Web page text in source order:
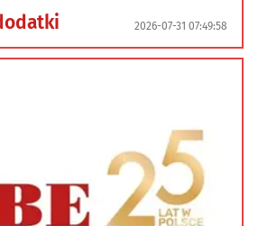
Twoje zadania na tym
linii produkcyjnych, -Usuwanie
2026-07-31 07:49:58